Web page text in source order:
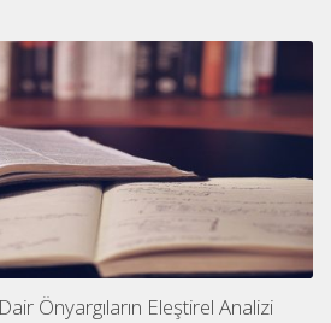
Önyargıların Eleştirel Analizi